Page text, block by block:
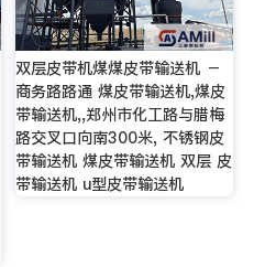
双层皮带机煤煤皮带输送机 －
商务路路通 煤皮带输送机,煤皮
带输送机,,郑州市化工路与腊梅
路交叉口向南300米, 不锈钢皮
带输送机 煤皮带输送机 双层 皮
带输送机 u型皮带输送机